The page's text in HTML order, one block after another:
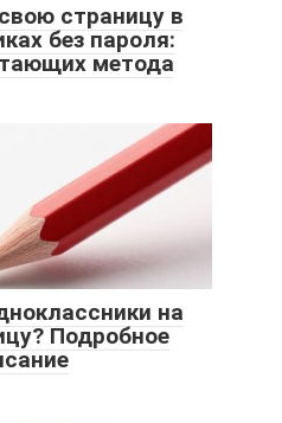
страницу в
без пароля:
метода
на
Подробное